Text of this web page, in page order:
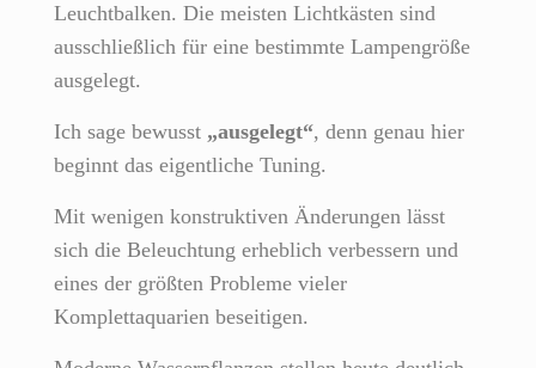
Leuchtbalken. Die meisten Lichtkästen sind
ausschließlich für eine bestimmte Lampengröße
ausgelegt.
Ich sage bewusst „ausgelegt“, denn genau hier
beginnt das eigentliche Tuning.
Mit wenigen konstruktiven Änderungen lässt
sich die Beleuchtung erheblich verbessern und
eines der größten Probleme vieler
Komplettaquarien beseitigen.